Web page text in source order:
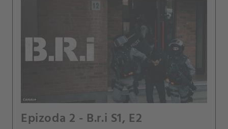
Epizoda 2 - B.r.i S1, E2